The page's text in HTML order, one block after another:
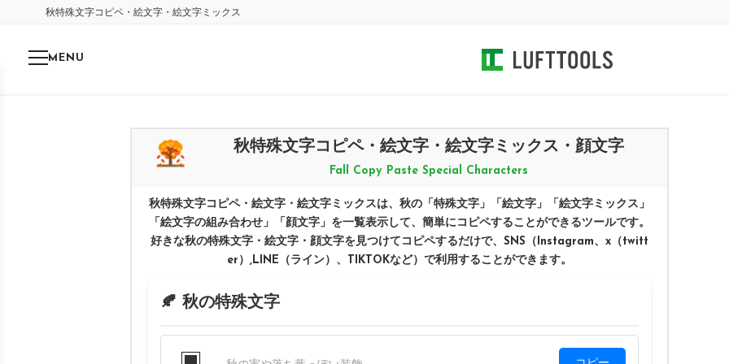
秋特殊文字コピペ・絵文字・絵文字ミックス
MENU
秋特殊文字コピペ・絵文字・絵文字ミックス・顔文字
Fall Copy Paste Special Characters
秋特殊文字コピペ・絵文字・絵文字ミックスは、秋の「特殊文字」「絵文字」「絵文字ミックス」
「絵文字の組み合わせ」「顔文字」を一覧表示して、簡単にコピペすることができるツールです。
好きな秋の特殊文字・絵文字・顔文字を見つけてコピペするだけで、SNS（Instagram、x（twitt
er）,LINE（ライン）、TIKTOKなど）で利用することができます。
🍂 秋の特殊文字